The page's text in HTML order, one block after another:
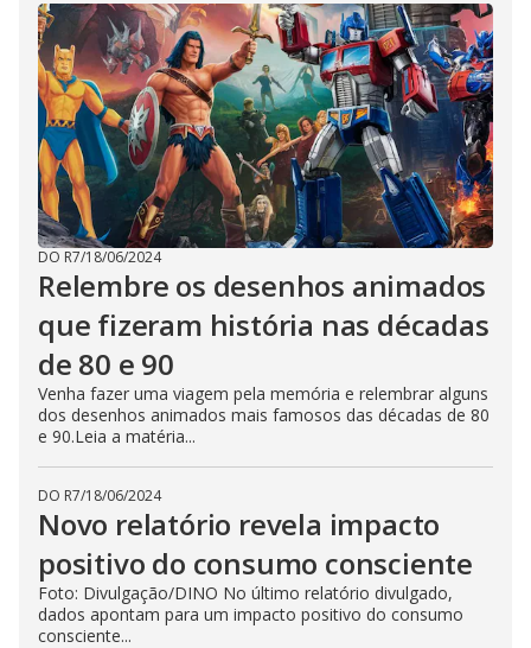
DO R7/18/06/2024
Relembre os desenhos animados
que fizeram história nas décadas
de 80 e 90
Venha fazer uma viagem pela memória e relembrar alguns
dos desenhos animados mais famosos das décadas de 80
e 90.Leia a matéria...
DO R7/18/06/2024
Novo relatório revela impacto
positivo do consumo consciente
Foto: Divulgação/DINO No último relatório divulgado,
dados apontam para um impacto positivo do consumo
consciente...